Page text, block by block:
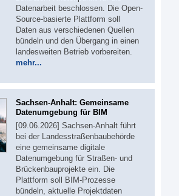
Datenarbeit beschlossen. Die Open-
Source-basierte Plattform soll
Daten aus verschiedenen Quellen
bündeln und den Übergang in einen
landesweiten Betrieb vorbereiten.
mehr...
Sachsen-Anhalt: Gemeinsame
Datenumgebung für BIM
[09.06.2026] Sachsen-Anhalt führt
bei der Landesstraßenbaubehörde
eine gemeinsame digitale
Datenumgebung für Straßen- und
Brückenbauprojekte ein. Die
Plattform soll BIM-Prozesse
bündeln, aktuelle Projektdaten